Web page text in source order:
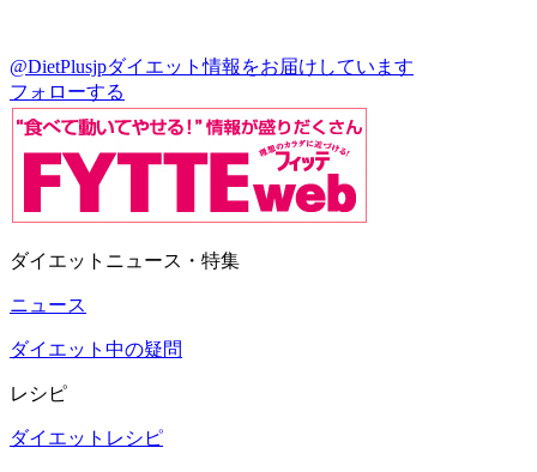
@DietPlusjpダイエット情報をお届けしています
フォローする
ダイエットニュース・特集
ニュース
ダイエット中の疑問
レシピ
ダイエットレシピ